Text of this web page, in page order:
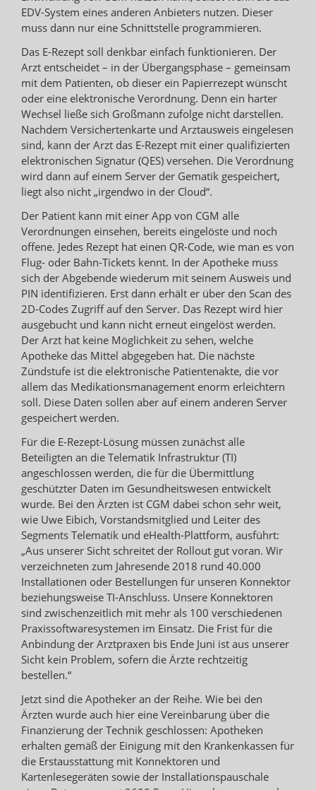
EDV-System eines anderen Anbieters nutzen. Dieser
muss dann nur eine Schnittstelle programmieren.
Das E-Rezept soll denkbar einfach funktionieren. Der
Arzt entscheidet – in der Übergangsphase – gemeinsam
mit dem Patienten, ob dieser ein Papierrezept wünscht
oder eine elektronische Verordnung. Denn ein harter
Wechsel ließe sich Großmann zufolge nicht darstellen.
Nachdem Versichertenkarte und Arztausweis eingelesen
sind, kann der Arzt das E-Rezept mit einer qualifizierten
elektronischen Signatur (QES) versehen. Die Verordnung
wird dann auf einem Server der Gematik gespeichert,
liegt also nicht „irgendwo in der Cloud“.
Der Patient kann mit einer App von CGM alle
Verordnungen einsehen, bereits eingelöste und noch
offene. Jedes Rezept hat einen QR-Code, wie man es von
Flug- oder Bahn-Tickets kennt. In der Apotheke muss
sich der Abgebende wiederum mit seinem Ausweis und
PIN identifizieren. Erst dann erhält er über den Scan des
2D-Codes Zugriff auf den Server. Das Rezept wird hier
ausgebucht und kann nicht erneut eingelöst werden.
Der Arzt hat keine Möglichkeit zu sehen, welche
Apotheke das Mittel abgegeben hat. Die nächste
Zündstufe ist die elektronische Patientenakte, die vor
allem das Medikationsmanagement enorm erleichtern
soll. Diese Daten sollen aber auf einem anderen Server
gespeichert werden.
Für die E-Rezept-Lösung müssen zunächst alle
Beteiligten an die Telematik Infrastruktur (TI)
angeschlossen werden, die für die Übermittlung
geschützter Daten im Gesundheitswesen entwickelt
wurde. Bei den Ärzten ist CGM dabei schon sehr weit,
wie Uwe Eibich, Vorstandsmitglied und Leiter des
Segments Telematik und eHealth-Plattform, ausführt:
„Aus unserer Sicht schreitet der Rollout gut voran. Wir
verzeichneten zum Jahresende 2018 rund 40.000
Installationen oder Bestellungen für unseren Konnektor
beziehungsweise TI-Anschluss. Unsere Konnektoren
sind zwischenzeitlich mit mehr als 100 verschiedenen
Praxissoftwaresystemen im Einsatz. Die Frist für die
Anbindung der Arztpraxen bis Ende Juni ist aus unserer
Sicht kein Problem, sofern die Ärzte rechtzeitig
bestellen.“
Jetzt sind die Apotheker an der Reihe. Wie bei den
Ärzten wurde auch hier eine Vereinbarung über die
Finanzierung der Technik geschlossen: Apotheken
erhalten gemäß der Einigung mit den Krankenkassen für
die Erstausstattung mit Konnektoren und
Kartenlesegeräten sowie der Installationspauschale